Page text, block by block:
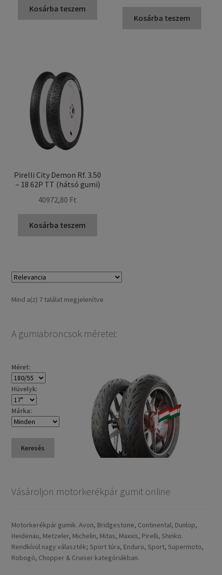
Kosárba teszem
Kosárba teszem
Pirelli City Demon Rf. 3.50
– 18 62P TT (hátsó gumi)
40972,80 Ft
Kosárba teszem
Mind a(z) 7 találat megjelenítveSorted
A gumiabroncsok méretei:
Méret:
Hüvelyk:
Márka:
Keresés
Vásároljon motorkerékpár gumit online
Motorkerékpár gumik. Avon, Bridgestone, Continental, Dunlop,
Heidenau, Metzeler, Michelin, Mitas, Maxxis, Pirelli, Shinko.
Rendkívül nagy választék; Sport túra, Enduro, Sport, Supermoto,
Robogó, Chopper & Cruiser kategóriákban.